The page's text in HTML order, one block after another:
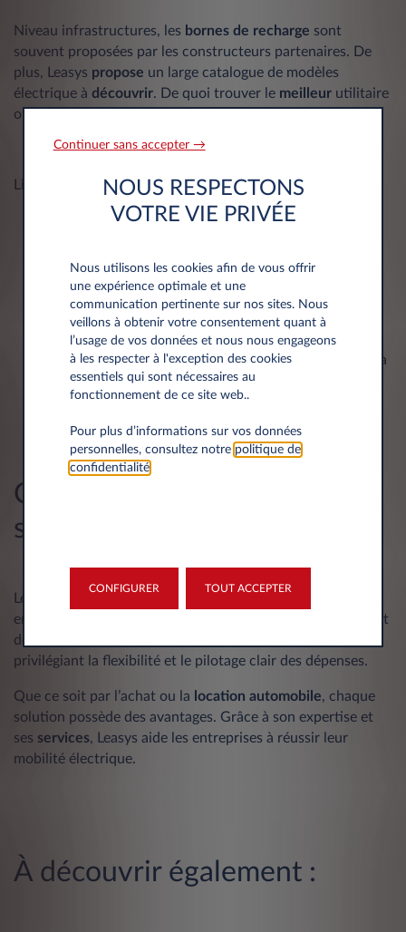
Niveau infrastructures, les bornes de recharge sont
souvent proposées par les constructeurs partenaires. De
plus, Leasys propose un large catalogue de modèles
électrique à découvrir. De quoi trouver le meilleur utilitaire
ou véhicule
Liste des principaux avantages de la LLD :
Zéro immobilisation financière ;
Accès à un véhicule professionnel toujours récent ;
De nombreuxservicespour un contrat
personnalisable ;
Liberté de se concentrer sur son activité sans gérer la
revente.
Comment choisir la meilleure
solution ?
Le choix dépend du profil et des priorités de votre
entreprise. L’achat ou la
s’adressent à ceux qui veulent
devenir propriétaires. La
privilégiant la flexibilité et le pilotage clair des dépenses.
Que ce soit par l’achat ou la location automobile, chaque
solution possède des avantages. Grâce à son expertise et
ses services, Leasys aide les entreprises à réussir leur
mobilité électrique.
À découvrir également :
Continuer sans accepter →
NOUS RESPECTONS
VOTRE VIE PRIVÉE
Nous utilisons les cookies afin de vous offrir
une expérience optimale et une
communication pertinente sur nos sites. Nous
veillons à obtenir votre consentement quant à
l’usage de vos données et nous nous engageons
à les respecter à l'exception des cookies
essentiels qui sont nécessaires au
fonctionnement de ce site web..
Pour plus d’informations sur vos données
personnelles, consultez notre politique de
confidentialité.
CONFIGURER TOUT ACCEPTER